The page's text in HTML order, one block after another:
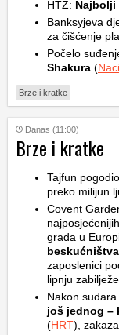
HTZ: Najbolji
Banksyjeva
za čišćenje
Počelo
Shakura (
Brze i kratke
Danas (11:00)
Brze i kratke
Tajfun
preko milijun
Covent
grada u
beskućništva
zaposlenici
lipnju
Nakon
još jednog –
(HRT),